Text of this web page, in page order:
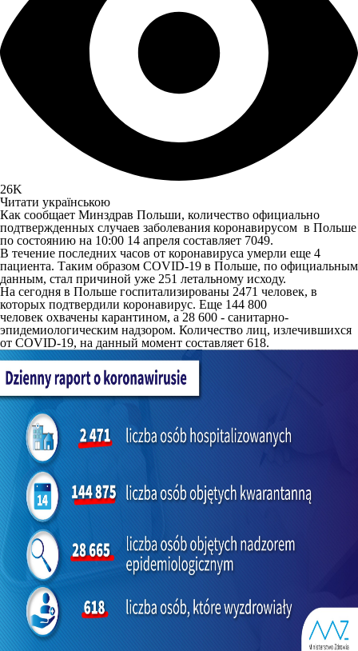
26K
Читати українською
Как сообщает Минздрав Польши, количество официально
подтвержденных случаев заболевания коронавирусом в Польше
по состоянию на 10:00 14 апреля составляет 7049.
В течение последних часов от коронавируса умерли еще 4
пациента. Таким образом COVID-19 в Польше, по официальным
данным, стал причиной уже 251 летальному исходу.
На сегодня в Польше госпитализированы 2471 человек, в
которых подтвердили коронавирус. Еще 144 800
человек охвачены карантином, а 28 600 - санитарно-
эпидемиологическим надзором. Количество лиц, излечившихся
от COVID-19, на данный момент составляет 618.